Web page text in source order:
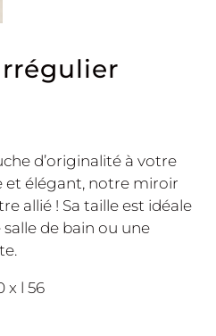
d’originalité à votre
et élégant, notre miroir
allié ! Sa taille est idéale
de bain ou une
x l 56